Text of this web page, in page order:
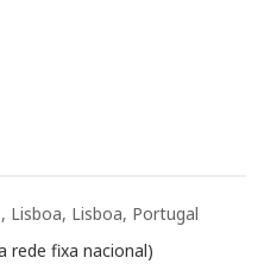
Lisboa, Lisboa, Portugal
rede fixa nacional)